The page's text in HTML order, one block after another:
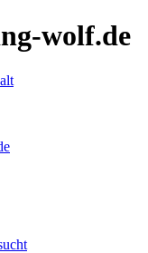
wolf.de